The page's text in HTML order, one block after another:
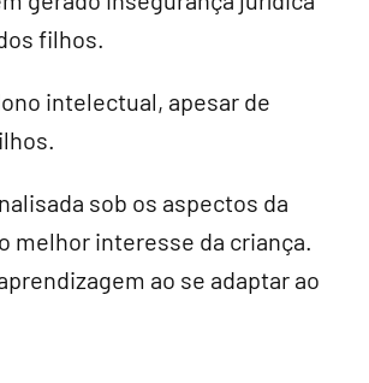
filhos.
intelectual, apesar de
sob os aspectos da
melhor interesse da criança.
ao se adaptar ao